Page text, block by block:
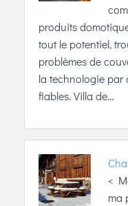
produits
tout le potentiel,
problèmes de
la technologie par
fiables. Villa de…
<
ma